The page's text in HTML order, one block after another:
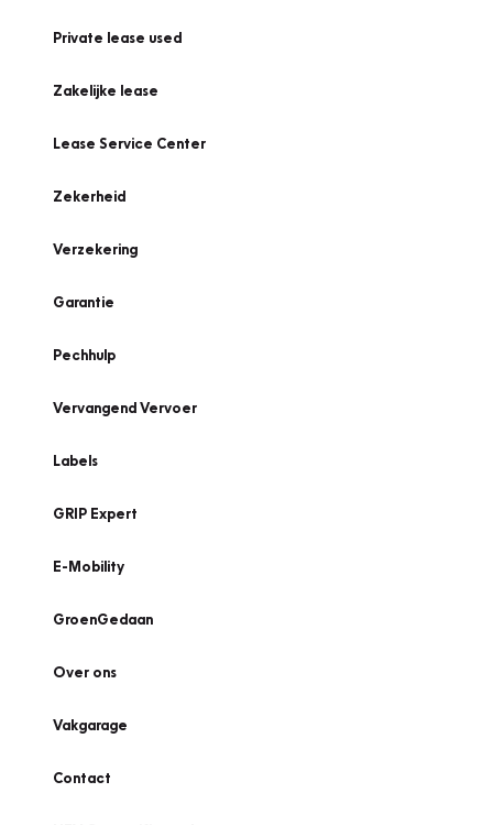
Private lease used
Zakelijke lease
Lease Service Center
Zekerheid
Verzekering
Garantie
Pechhulp
Vervangend Vervoer
Labels
GRIP Expert
E-Mobility
GroenGedaan
Over ons
Vakgarage
Contact